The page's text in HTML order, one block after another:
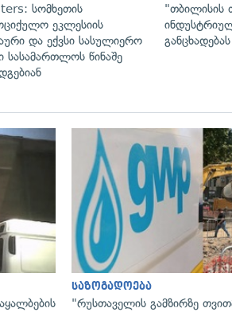
სომხეთის
ეკლესიის
და ექვსი სასულიერო
სასამართლოს წინაშე
"თბილისის
გადახედვა
საზოგადოება
"რუსთაველის გამზირზე